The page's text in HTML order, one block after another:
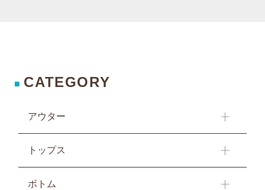
■ CATEGORY
アウター
トップス
ボトム